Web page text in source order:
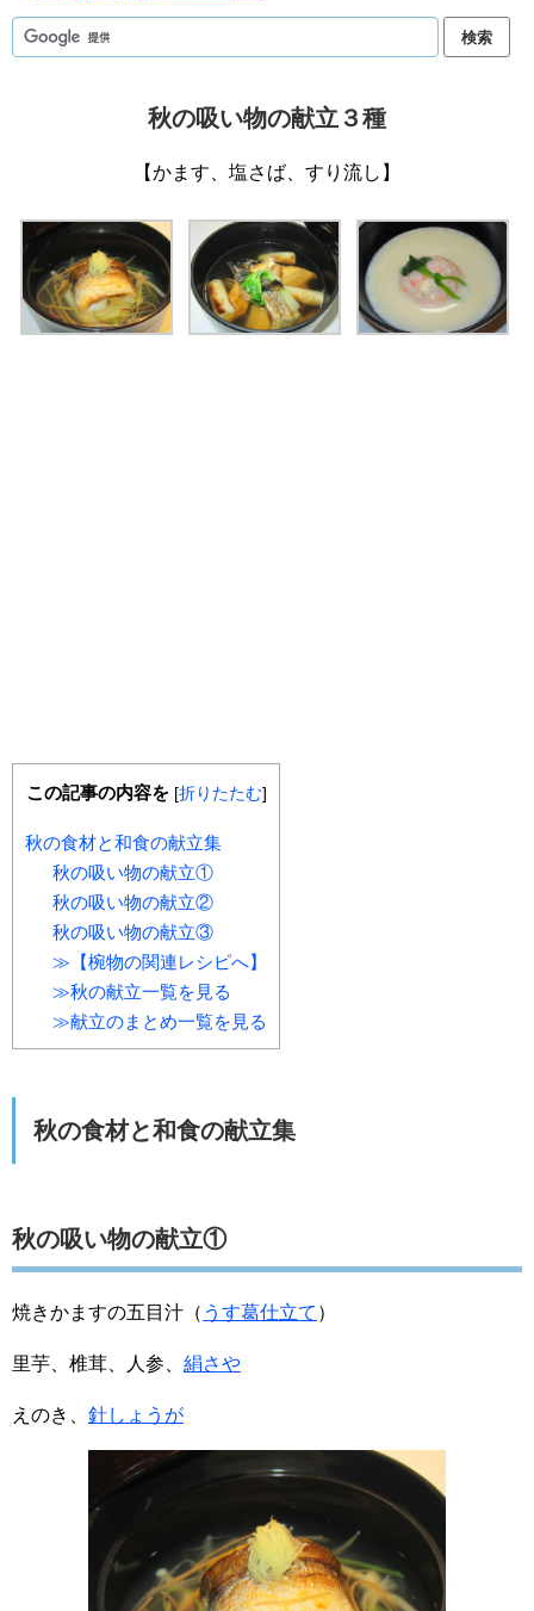
秋の吸い物の献立３種
【かます、塩さば、すり流し】
この記事の内容を [折りたたむ]
秋の食材と和食の献立集
秋の吸い物の献立①
秋の吸い物の献立②
秋の吸い物の献立③
≫【椀物の関連レシピへ】
≫秋の献立一覧を見る
≫献立のまとめ一覧を見る
秋の食材と和食の献立集
秋の吸い物の献立①
焼きかますの五目汁（ うす葛仕立て ）
里芋、椎茸、人参、 絹さや
えのき、 針しょうが